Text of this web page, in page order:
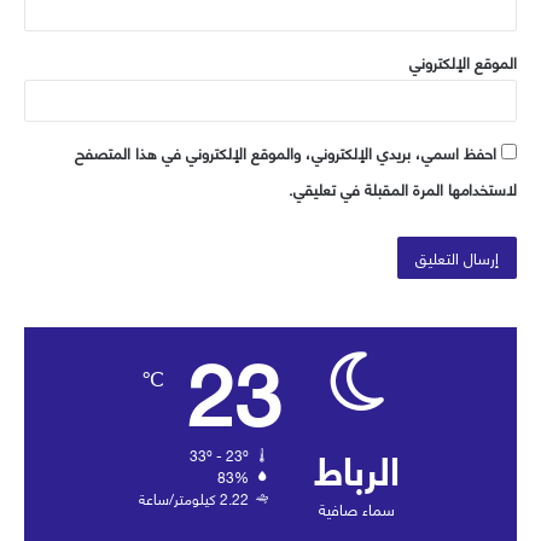
الموقع الإلكتروني
احفظ اسمي، بريدي الإلكتروني، والموقع الإلكتروني في هذا المتصفح
لاستخدامها المرة المقبلة في تعليقي.
الرباط
سماء صافية
23
℃
83%
2.22 كيلومتر/ساعة